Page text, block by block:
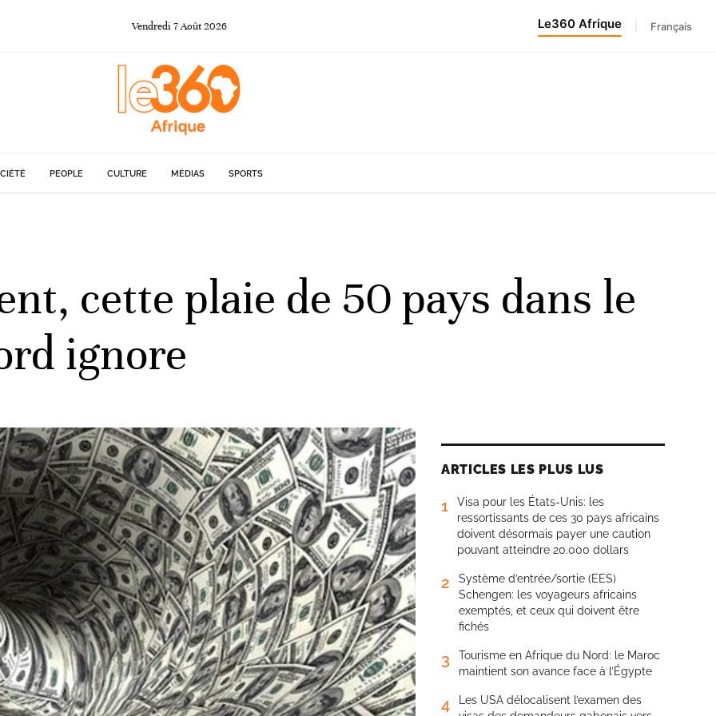
Vendredi 7Août 2026 Le360 Afrique Français
PEOPLE CULTURE MÉDIAS SPORTS
cette plaie de 50 pays dans le
ignore
ARTICLES LES PLUS LUS
1
Visa pour les États-Unis: les
ressortissants de ces 30 pays africains
doivent désormais payer une caution
pouvant atteindre 20.000 dollars
2
Système d’entrée/sortie (EES)
Schengen: les voyageurs africains
exemptés, et ceux qui doivent être
fichés
3
Tourisme en Afrique du Nord: le Maroc
maintient son avance face à l’Égypte
4
Les USA délocalisent l’examen des